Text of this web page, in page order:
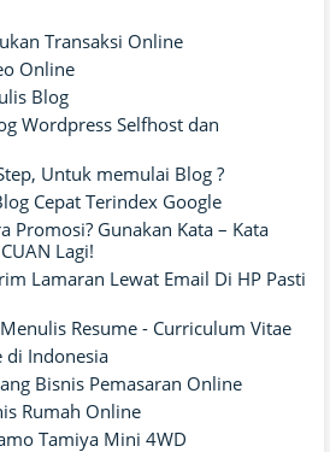
Transaksi Online
Online
Blog
Wordpress Selfhost dan
Untuk memulai Blog ?
Cepat Terindex Google
Promosi? Gunakan Kata – Kata
Lagi!
Lamaran Lewat Email Di HP Pasti
Resume - Curriculum Vitae
di Indonesia
Bisnis Pemasaran Online
Rumah Online
Tamiya Mini 4WD